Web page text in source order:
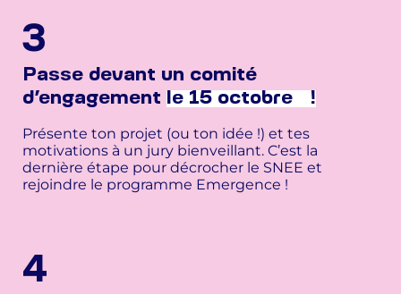
3
Passe devant un comité
d’engagement
le 15 octobre !
Présente ton projet (ou ton idée !) et tes
motivations à un jury bienveillant. C’est la
dernière étape pour décrocher le SNEE et
rejoindre le programme Emergence !
4